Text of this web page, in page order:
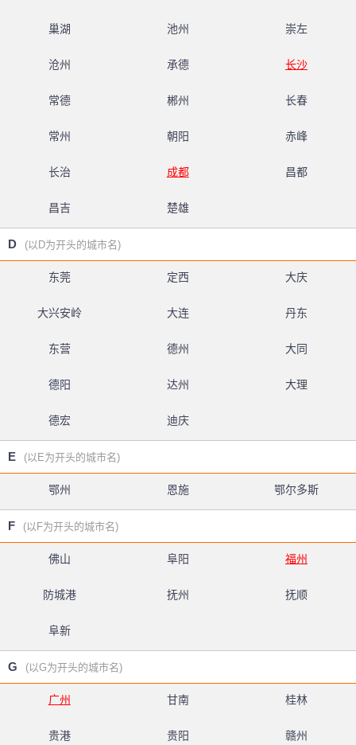
巢湖 池州 崇左
沧州 承德 长沙
常德 郴州 长春
常州 朝阳 赤峰
长治 成都 昌都
昌吉 楚雄
D (以D为开头的城市名)
东莞 定西 大庆
大兴安岭 大连 丹东
东营 德州 大同
德阳 达州 大理
德宏 迪庆
E (以E为开头的城市名)
鄂州 恩施 鄂尔多斯
F (以F为开头的城市名)
佛山 阜阳 福州
防城港 抚州 抚顺
阜新
G (以G为开头的城市名)
广州 甘南 桂林
贵港 贵阳 赣州